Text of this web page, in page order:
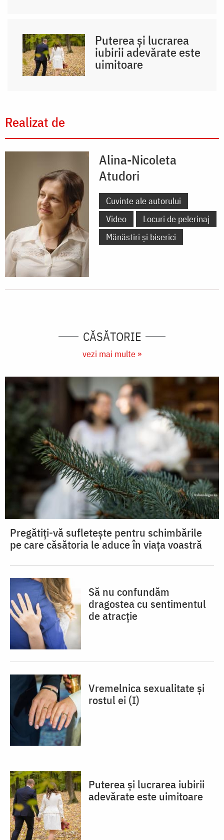
Puterea și lucrarea
iubirii adevărate este
uimitoare
Realizat de
Alina-Nicoleta
Atudori
Cuvinte ale autorului
Video
Locuri de pelerinaj
Mănăstiri și biserici
CĂSĂTORIE
vezi mai multe »
Pregătiți-vă sufletește pentru schimbările
pe care căsătoria le aduce în viața voastră
Să nu confundăm
dragostea cu sentimentul
de atracție
Vremelnica sexualitate și
rostul ei (I)
Puterea și lucrarea iubirii
adevărate este uimitoare